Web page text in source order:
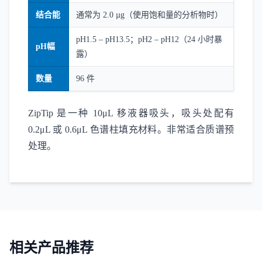
结合能 通常为 2.0 µg（使用饱和量的分析物时）
pH幅
pH1.5 – pH13.5；pH2 – pH12（24 小时暴
露）
数量 96 件
ZipTip 是一种 10μL 移液器吸头，吸头处配有
0.2μL 或 0.6μL 色谱柱填充材料。非常适合质谱预
处理。
相关产品推荐